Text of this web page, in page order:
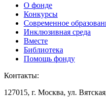
О фонде
Конкурсы
Современное
Инклюзивная среда
Вместе
Библиотека
Помощь фонду
Контакты:
127015, г. Москва, ул.